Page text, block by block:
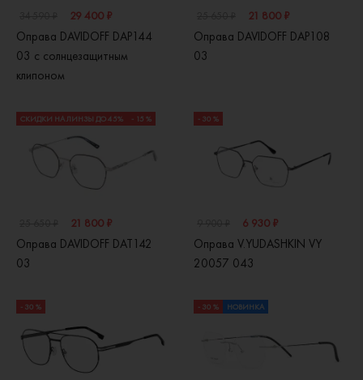
29 400 ₽
Оправа DAVIDOFF DAP144
03 с солнцезащитным
клипоном
21 800 ₽
Оправа DAVIDOFF DAP108
03
СКИДКИ НА ЛИНЗЫ ДО 45% - 15 %
21 800 ₽
Оправа DAVIDOFF DAT142
03
- 30 %
6 930 ₽
Оправа V.YUDASHKIN VY
20057 043
- 30 % - 30 % НОВИНКА